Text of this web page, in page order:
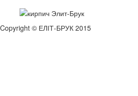
Copyright © ЕЛІТ-БРУК 2015